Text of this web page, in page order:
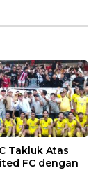
Takluk Atas
FC dengan